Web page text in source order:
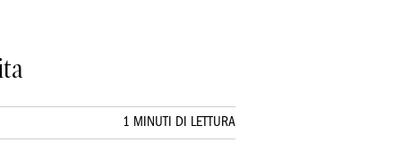
1 MINUTI DI LETTURA